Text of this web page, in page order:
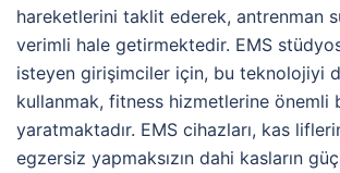
hareketlerini taklit ederek, antrenman
verimli hale getirmektedir. EMS
isteyen girişimciler için, bu teknolojiyi
kullanmak, fitness hizmetlerine önemli
yaratmaktadır. EMS cihazları, kas
egzersiz yapmaksızın dahi kasların